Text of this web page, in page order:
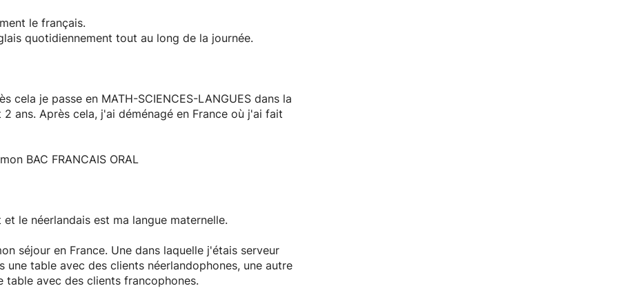
le français.
quotidiennement tout au long de la journée.
cela je passe en MATH-SCIENCES-LANGUES dans la
ans. Après cela, j'ai déménagé en France où j'ai fait
BAC FRANCAIS ORAL
le néerlandais est ma langue maternelle.
séjour en France. Une dans laquelle j'étais serveur
table avec des clients néerlandophones, une autre
avec des clients francophones.